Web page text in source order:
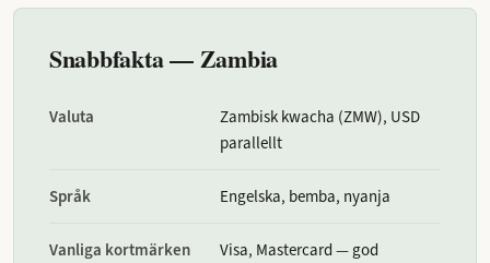
Snabbfakta — Zambia
Valuta
Zambisk kwacha (ZMW), USD
parallellt
Språk Engelska, bemba, nyanja
Vanliga kortmärken
Visa, Mastercard — god